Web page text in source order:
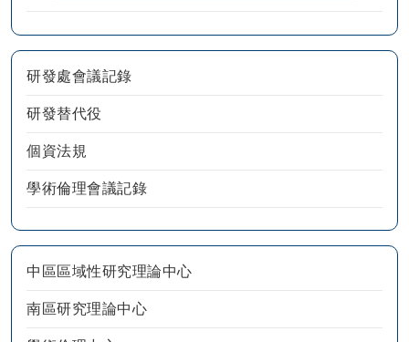
研發處會議記錄
研發替代役
個資法規
學術倫理會議記錄
中區區域性研究理論中心
南區研究理論中心